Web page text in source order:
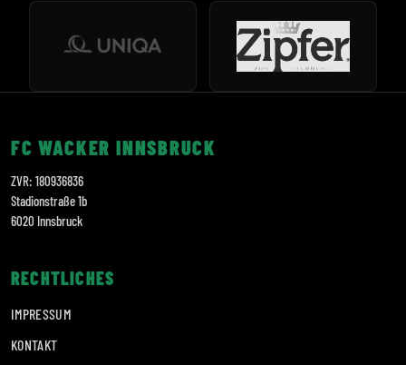
FC WACKER INNSBRUCK
ZVR: 180936836
Stadionstraße 1b
6020 Innsbruck
RECHTLICHES
IMPRESSUM
KONTAKT